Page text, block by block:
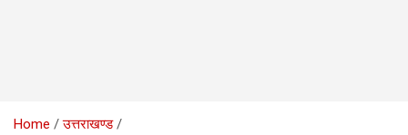
Home
उत्तराखण्ड